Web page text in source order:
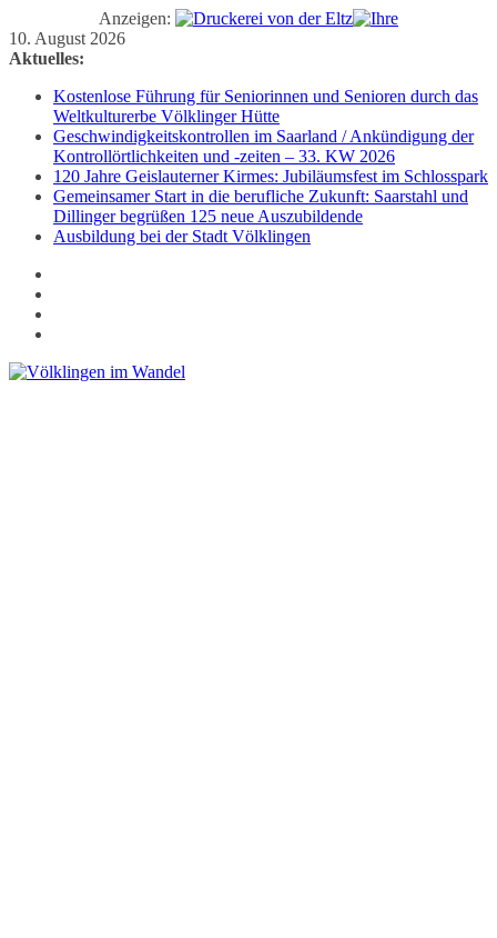
Anzeigen:
Zum
Inhalt
10. August 2026
Aktuelles:
Kostenlose Führung für Seniorinnen und Senioren durch das
Weltkulturerbe Völklinger Hütte
Geschwindigkeitskontrollen im Saarland / Ankündigung der
Kontrollörtlichkeiten und -zeiten – 33. KW 2026
120 Jahre Geislauterner Kirmes: Jubiläumsfest im Schlosspark
Gemeinsamer Start in die berufliche Zukunft: Saarstahl und
Dillinger begrüßen 125 neue Auszubildende
Ausbildung bei der Stadt Völklingen